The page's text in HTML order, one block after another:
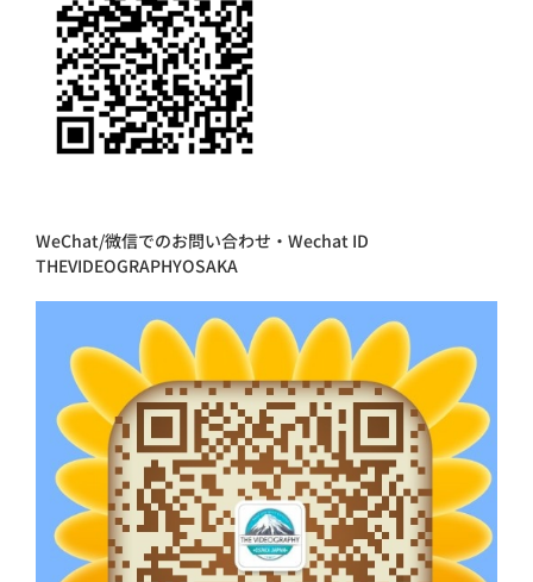
WeChat/微信でのお問い合わせ・Wechat ID
THEVIDEOGRAPHYOSAKA